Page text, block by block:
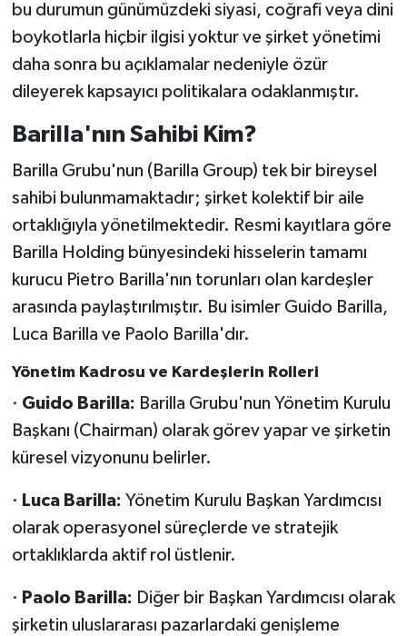
bu durumun günümüzdeki siyasi, coğrafi veya dini
boykotlarla hiçbir ilgisi yoktur ve şirket yönetimi
daha sonra bu açıklamalar nedeniyle özür
dileyerek kapsayıcı politikalara odaklanmıştır.
Barilla'nın Sahibi Kim?
Barilla Grubu'nun (Barilla Group) tek bir bireysel
sahibi bulunmamaktadır; şirket kolektif bir aile
ortaklığıyla yönetilmektedir. Resmi kayıtlara göre
Barilla Holding bünyesindeki hisselerin tamamı
kurucu Pietro Barilla'nın torunları olan kardeşler
arasında paylaştırılmıştır. Bu isimler Guido Barilla,
Luca Barilla ve Paolo Barilla'dır.
Yönetim Kadrosu ve Kardeşlerin Rolleri
· Guido Barilla: Barilla Grubu'nun Yönetim Kurulu
Başkanı (Chairman) olarak görev yapar ve şirketin
küresel vizyonunu belirler.
· Luca Barilla: Yönetim Kurulu Başkan Yardımcısı
olarak operasyonel süreçlerde ve stratejik
ortaklıklarda aktif rol üstlenir.
· Paolo Barilla: Diğer bir Başkan Yardımcısı olarak
şirketin uluslararası pazarlardaki genişleme